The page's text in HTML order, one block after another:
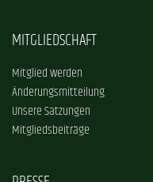
MITGLIEDSCHAFT
Mitglied werden
Änderungsmitteilung
Unsere Satzungen
Mitgliedsbeiträge